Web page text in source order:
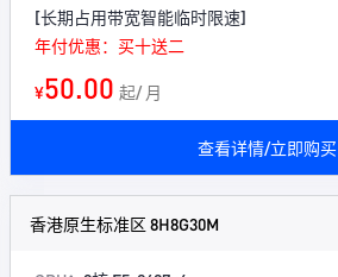
[长期占用带宽智能临时限速]
年付优惠：买十送二
¥50.00 起/ 月
查看详情/立即购买
香港原生标准区 8H8G30M